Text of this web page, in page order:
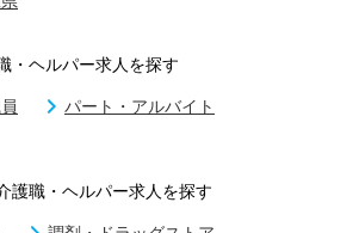
・ヘルパー求人を探す
パート・アルバイト
護職・ヘルパー求人を探す